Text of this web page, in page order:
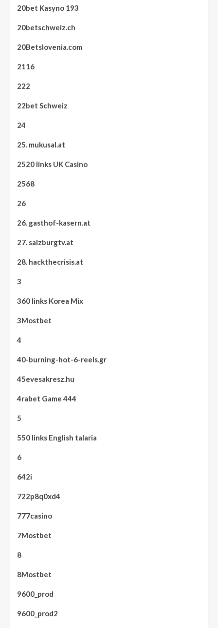
20bet Kasyno 193
20betschweiz.ch
20Betslovenia.com
2116
222
22bet Schweiz
24
25. mukusal.at
2520 links UK Casino
2568
26
26. gasthof-kasern.at
27. salzburgtv.at
28. hackthecrisis.at
3
360 links Korea Mix
3Mostbet
4
40-burning-hot-6-reels.gr
45evesakresz.hu
4rabet Game 444
5
550 links English talaria
6
642i
722p8q0xd4
777casino
7Mostbet
8
8Mostbet
9600_prod
9600_prod2